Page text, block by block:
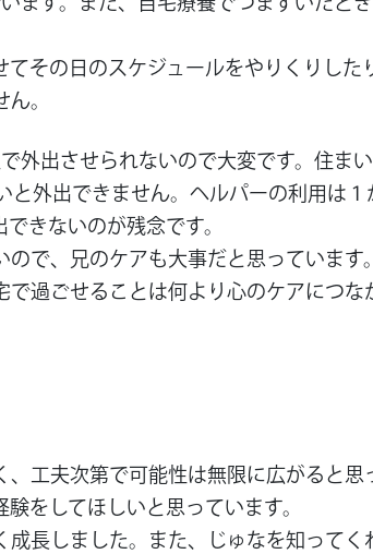
その日のスケジュールをやりくりした
。
外出させられないので大変です。住ま
外出できません。ヘルパーの利用は１
きないのが残念です。
で、兄のケアも大事だと思っています。
過ごせることは何より心のケアにつな
工夫次第で可能性は無限に広がると思
をしてほしいと思っています。
長しました。また、じゅなを知ってく